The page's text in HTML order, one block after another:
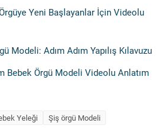
Yeni Başlayanlar İçin Videolu
Modeli: Adım Adım Yapılış Kılavuzu
Bebek Örgü Modeli Videolu Anlatım
Yeleği
Şiş örgü Modeli